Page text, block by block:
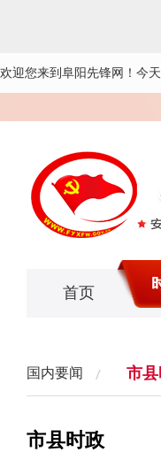
欢迎您来到阜阳先锋网！ 今
首页
国内要闻 市
市县时政